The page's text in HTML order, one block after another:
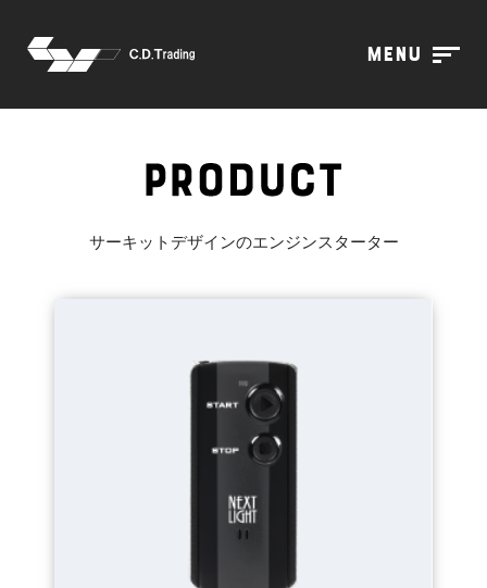
menu
サーキットデザインのエンジンスターター